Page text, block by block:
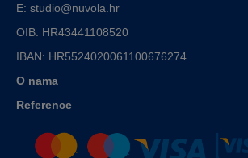
E: studio@nuvola.hr
OIB: HR43441108520
IBAN: HR5524020061100676274
O nama
Reference